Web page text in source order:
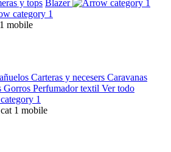
y tops Blazer
Carteras y necesers Caravanas
Gorros Perfumador textil Ver todo